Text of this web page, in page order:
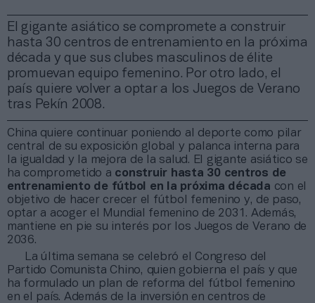
El gigante asiático se compromete a construir
hasta 30 centros de entrenamiento en la próxima
década y que sus clubes masculinos de élite
promuevan equipo femenino. Por otro lado, el
país quiere volver a optar a los Juegos de Verano
tras Pekín 2008.
China quiere continuar poniendo al deporte como pilar
central de su exposición global y palanca interna para
la igualdad y la mejora de la salud. El gigante asiático se
ha comprometido a construir hasta 30 centros de
entrenamiento de fútbol en la próxima década con el
objetivo de hacer crecer el fútbol femenino y, de paso,
optar a acoger el Mundial femenino de 2031. Además,
mantiene en pie su interés por los Juegos de Verano de
2036.
La última semana se celebró el Congreso del
Partido Comunista Chino, quien gobierna el país y que
ha formulado un plan de reforma del fútbol femenino
en el país. Además de la inversión en centros de